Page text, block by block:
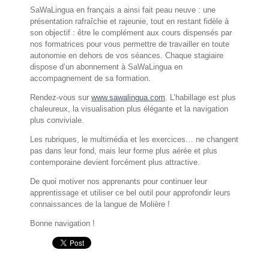
SaWaLingua en français a ainsi fait peau neuve : une
présentation rafraîchie et rajeunie, tout en restant fidèle à
son objectif : être le complément aux cours dispensés par
nos formatrices pour vous permettre de travailler en toute
autonomie en dehors de vos séances. Chaque stagiaire
dispose d’un abonnement à SaWaLingua en
accompagnement de sa formation.
Rendez-vous sur www.sawalingua.com. L’habillage est plus
chaleureux, la visualisation plus élégante et la navigation
plus conviviale.
Les rubriques, le multimédia et les exercices… ne changent
pas dans leur fond, mais leur forme plus aérée et plus
contemporaine devient forcément plus attractive.
De quoi motiver nos apprenants pour continuer leur
apprentissage et utiliser ce bel outil pour approfondir leurs
connaissances de la langue de Molière !
Bonne navigation !